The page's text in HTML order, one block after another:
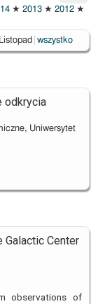
★ 2013 ★ 2012 ★
Wybrane
Listopad wszystko
odkrycia
Uniwersytet
Galactic Center
observations of